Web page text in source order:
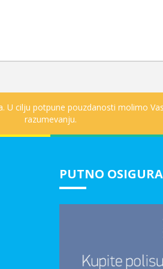
cilju potpune pouzdanosti molimo
razumevanju.
PUTNO